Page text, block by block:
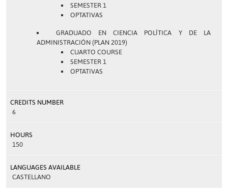
SEMESTER 1
OPTATIVAS
GRADUADO EN CIENCIA POLÍTICA Y DE LA
ADMINISTRACIÓN (PLAN 2019)
CUARTO COURSE
SEMESTER 1
OPTATIVAS
CREDITS NUMBER
6
HOURS
150
LANGUAGES AVAILABLE
CASTELLANO